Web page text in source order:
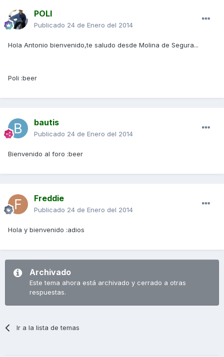
POLI
Publicado 24 de Enero del 2014
Hola Antonio bienvenido,te saludo desde Molina de Segura...
Poli :beer
bautis
Publicado 24 de Enero del 2014
Bienvenido al foro :beer
Freddie
Publicado 24 de Enero del 2014
Hola y bienvenido :adios
Archivado
Este tema ahora está archivado y cerrado a otras
respuestas.
Ir a la lista de temas